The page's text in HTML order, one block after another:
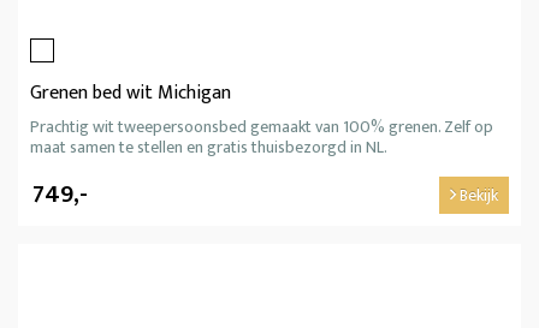
Grenen bed wit Michigan
Prachtig wit tweepersoonsbed gemaakt van 100% grenen. Zelf op
maat samen te stellen en gratis thuisbezorgd in NL.
749,- Bekijk